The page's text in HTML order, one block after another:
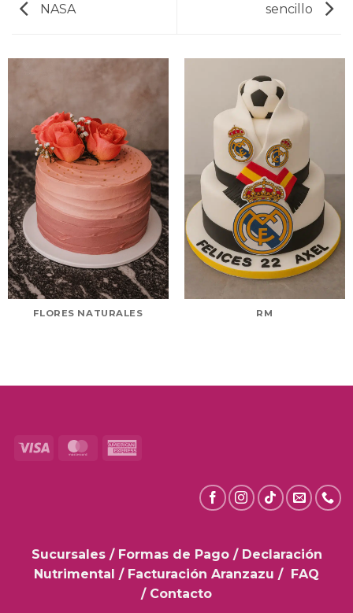
NASA sencillo
FLORES NATURALES RM
Visa MasterCard
Sucursales / Formas de Pago/ Declaración
Nutrimental / Facturación Aranzazu /
FAQ
/ Contacto